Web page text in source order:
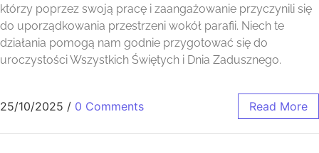
którzy poprzez swoją pracę i zaangażowanie przyczynili się
do uporządkowania przestrzeni wokół parafii. Niech te
działania pomogą nam godnie przygotować się do
uroczystości Wszystkich Świętych i Dnia Zadusznego.
25/10/2025 / 0 Comments Read More